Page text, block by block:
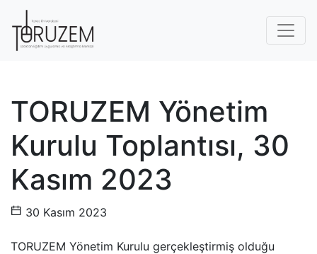
TORUZEM Yönetim
Kurulu Toplantısı, 30
Kasım 2023
30 Kasım 2023
TORUZEM Yönetim Kurulu gerçekleştirmiş olduğu